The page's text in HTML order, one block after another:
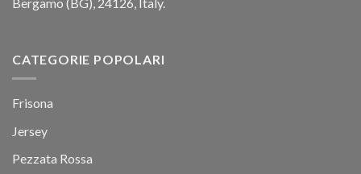
CATEGORIE POPOLARI
Frisona
Jersey
Pezzata Rossa